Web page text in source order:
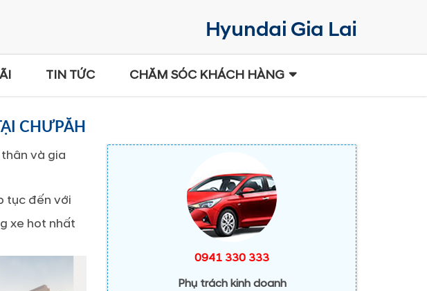
TIN TỨC CHĂM SÓC KHÁCH HÀNG
CHƯPĂH
và gia
tục đến với
xe hot nhất
0941 330 333
Phụ trách kinh doanh